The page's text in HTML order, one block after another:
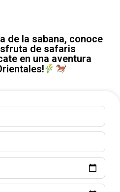
de la sabana, conoce
de safaris
en una aventura